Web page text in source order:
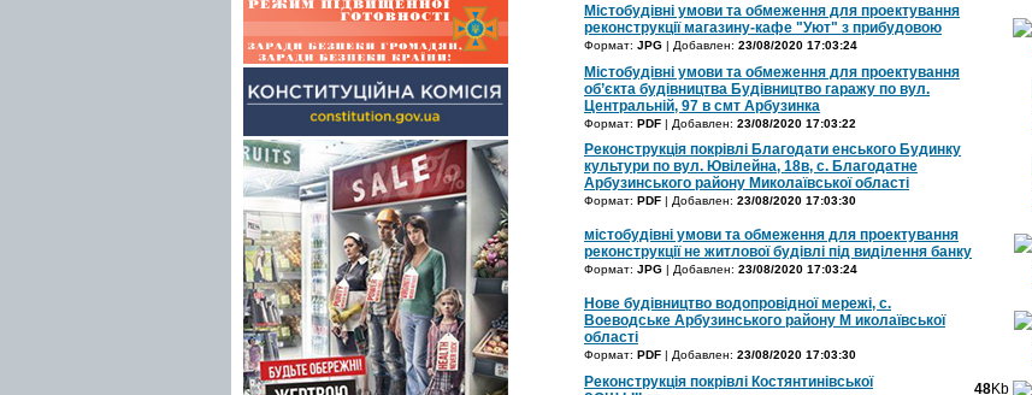
Містобудівні умови та обмеження для проектування
реконструкції магазину-кафе "Уют" з прибудовою
Формат: JPG | Добавлен: 23/08/2020 17:03:24
Містобудівні умови та обмеження для проектування
об’єкта будівництва Будівництво гаражу по вул.
Центральній, 97 в смт Арбузинка
Формат: PDF | Добавлен: 23/08/2020 17:03:22
Реконструкція покрівлі Благодати енського Будинку
культури по вул. Ювілейна, 18в, с. Благодатне
Арбузинського району Миколаївської області
Формат: PDF | Добавлен: 23/08/2020 17:03:30
містобудівні умови та обмеження для проектування
реконструкції не житлової будівлі під виділення банку
Формат: JPG | Добавлен: 23/08/2020 17:03:24
Нове будівництво водопровідної мережі, с.
Воеводське Арбузинського району М иколаївської
області
Формат: PDF | Добавлен: 23/08/2020 17:03:30
Реконструкція покрівлі Костянтинівської
48Kb